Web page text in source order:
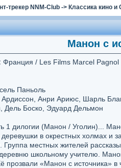
трекер NNM-Club-> Классика кино
Манон с
Франция / Les Films Marcel Pagnol
Паньоль
Анри Ариюс, Шарль
Дель Боско, Эдуард Дельмон
1 дилогии (Манон / Уголин)...
деревушки в окрестных холмах и
Группа местных жителей
школьному учителю.
прозвали «Манон с источника» в